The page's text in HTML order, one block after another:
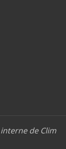
de Clim